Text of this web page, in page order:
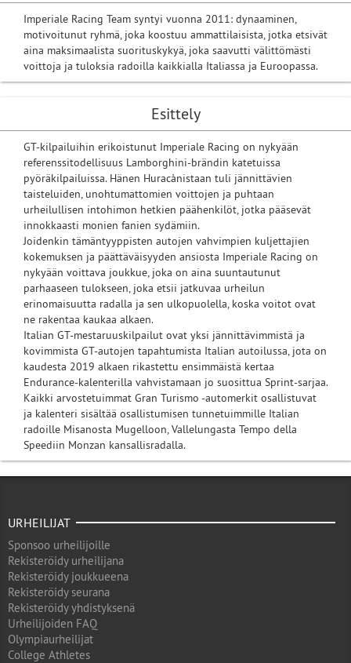
Imperiale Racing Team syntyi vuonna 2011: dynaaminen,
motivoitunut ryhmä, joka koostuu ammattilaisista, jotka etsivät
aina maksimaalista suorituskykyä, joka saavutti välittömästi
voittoja ja tuloksia radoilla kaikkialla Italiassa ja Euroopassa.
Esittely
GT-kilpailuihin erikoistunut Imperiale Racing on nykyään
referenssitodellisuus Lamborghini-brändin katetuissa
pyöräkilpailuissa. Hänen Huracànistaan tuli jännittävien
taisteluiden, unohtumattomien voittojen ja puhtaan
urheilullisen intohimon hetkien päähenkilöt, jotka pääsevät
innokkaasti monien fanien sydämiin.
Joidenkin tämäntyyppisten autojen vahvimpien kuljettajien
kokemuksen ja päättäväisyyden ansiosta Imperiale Racing on
nykyään voittava joukkue, joka on aina suuntautunut
parhaaseen tulokseen, joka etsii jatkuvaa urheilun
erinomaisuutta radalla ja sen ulkopuolella, koska voitot ovat
ne rakentaa kaukaa alkaen.
Italian GT-mestaruuskilpailut ovat yksi jännittävimmistä ja
kovimmista GT-autojen tapahtumista Italian autoilussa, jota on
kaudesta 2019 alkaen rikastettu ensimmäistä kertaa
Endurance-kalenterilla vahvistamaan jo suosittua Sprint-sarjaa.
Kaikki arvostetuimmat Gran Turismo -automerkit osallistuvat
ja kalenteri sisältää osallistumisen tunnetuimmille Italian
radoille Misanosta Mugelloon, Vallelungasta Tempo della
Speediin Monzan kansallisradalla.
URHEILIJAT
Sponsoo urheilijoille
Rekisteröidy urheilijana
Rekisteröidy joukkueena
Rekisteröidy seurana
Rekisteröidy yhdistyksenä
Urheilijoiden FAQ
Olympiaurheilijat
College Athletes